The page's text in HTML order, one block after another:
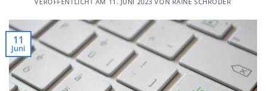
11
Juni